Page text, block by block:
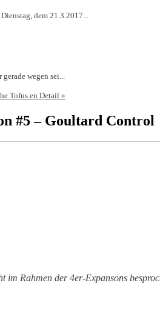
dem 21.3.2017...
wegen sei...
Tofus en Detail»
#5 – Goultard Control
Rahmen der 4er-Expansons